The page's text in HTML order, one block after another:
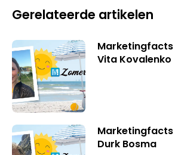
Gerelateerde artikelen
Vita Kovalenko
Durk Bosma